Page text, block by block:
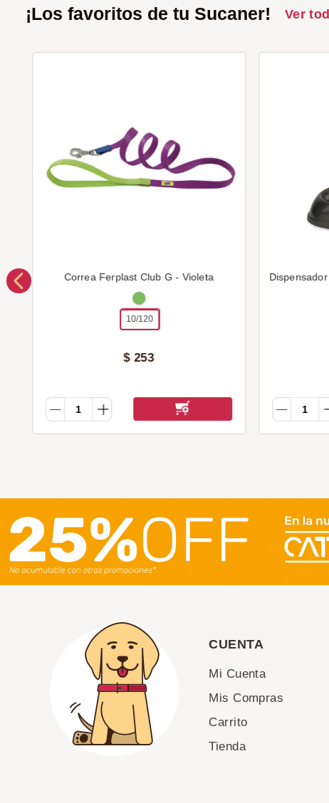
¡Los favoritos de tu Sucaner! Ver
Correa Ferplast Club G - Violeta
10/120
$ 253
CUENTA
Mi Cuenta
Mis Compras
Carrito
Tienda